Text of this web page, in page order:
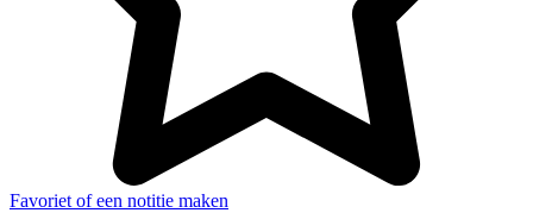
Favoriet of een notitie maken